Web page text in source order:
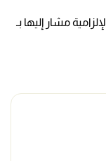
مشار إليها بـ